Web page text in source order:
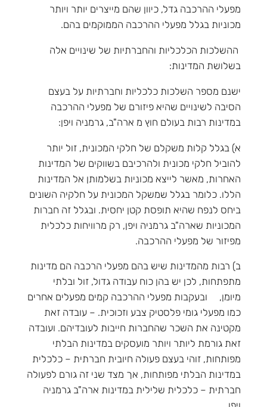
מפעלי ההרכבה גדל, כיוון שהם מייצרים יותר ויותר
מכוניות בגלל מפעלי ההרכבה הממוקמים בהם.
ההשלכות הכלכליות והחברתיות של שינויים אלה
בשלושת המדינות:
ישנם מספר השלכות כלכליות וחברתיות על בעצם
הסיבה לשינויים שהיא פיזורם של מפעלי ההרכבה
במדינות רבות בעולם חוץ מ ארה"ב, גרמניה ויפן:
א) בגלל קלות משקלם של חלקי המכונית, זול יותר
להוביל חלקי מכונית ולהרכיבם בשווקים של המדינות
האחרות, מאשר לייצא מכוניות בשלמותן אל המדינות
הללו. כלומר בגלל שמשקל המכונית על חלקיה השונים
ביחס לנפח שהיא תופסת קטן יחסית. ובגלל זה חברות
המכוניות שארה"ב גרמניה ויפן, רק מרוויחות כלכלית
מפיזור של מפעלי ההרכבה.
ב) רבות מהמדינות שיש בהם מפעלי הרכבה הם מדינות
מתפתחות, לכן יש בהן כוח עבודה גדול, זול ובלתי
מיומן, ובעקבות מפעלי ההרכבה קמים מפעלים אחרים
כמו מפעלי גומי פלסטיק צבע וזכוכית. – עובדה זאת
מקטינה את השכר שהחברות חייבות לעובדיהם. ועובדה
זאת גורמת ליותר ויותר מועסקים במדינות הבלתי
מפותחות, זוהי בעצם פעולה חיובית חברתית – כלכלית
במדינות הבלתי מפותחות, אך מצד שני זה גורם לפעולה
חברתית – כלכלית שלילית במדינות ארה"ב גרמניה